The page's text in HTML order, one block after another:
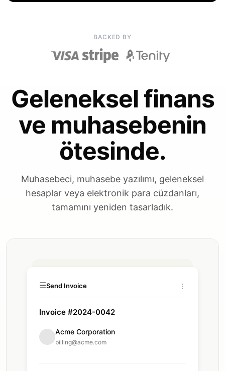
BACKED BY
Geleneksel finans
ve muhasebenin
ötesinde.
Muhasebeci, muhasebe yazılımı, geleneksel
hesaplar veya elektronik para cüzdanları,
tamamını yeniden tasarladık.
☰Send Invoice ⋮
Invoice #2024-0042
Acme Corporation
billing@acme.com